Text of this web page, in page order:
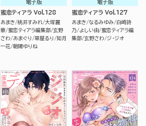
電子版
蜜恋ティアラ Vol.128
あまき 桃井すみれ 大塚麗
華 蜜恋ティアラ編集部 玄野
さわ
あまぐり 翠屋るり
如月
一花 朝陽ゆりね
電子版
蜜恋ティアラ Vol.127
あまき なるみゆみ
白崎詩
乃
よしい由 蜜恋ティアラ編
集部 玄野さわ ジ・ジオ